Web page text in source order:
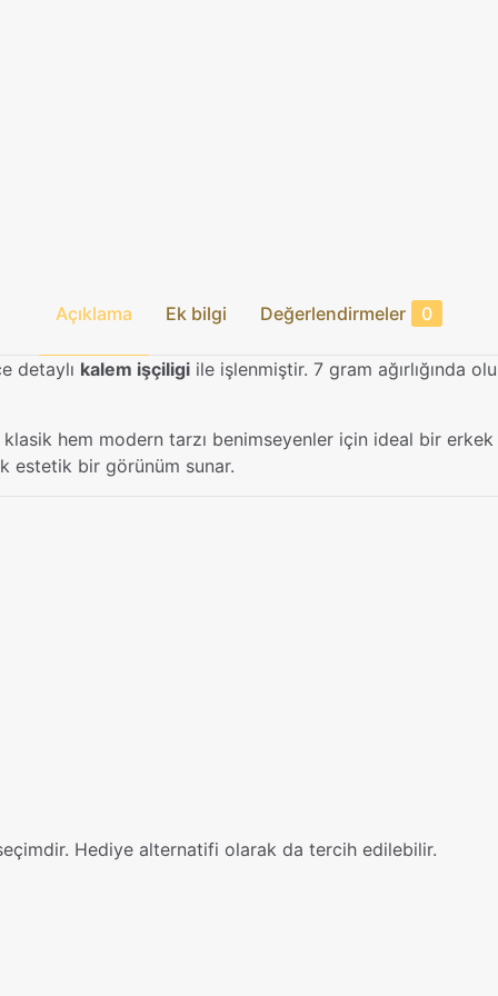
Açıklama Ek bilgi Değerlendirmeler 0
detaylı kalem işçiligiile işlenmiştir. 7 gram ağırlığında
hem modern tarzı benimseyenler için ideal bir
estetik bir görünüm sunar.
Hediye alternatifi olarak da tercih edilebilir.